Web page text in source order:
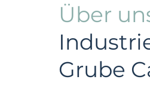
Über
Grube